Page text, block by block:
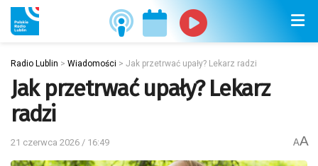
Radio Lublin > Wiadomości > Jak przetrwać upały? Lekarz radzi
Jak przetrwać upały? Lekarz
radzi
21 czerwca 2026 / 16:49 AA